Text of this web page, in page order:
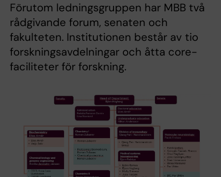
Förutom ledningsgruppen har MBB två
rådgivande forum, senaten och
fakulteten. Institutionen består av tio
forskningsavdelningar och åtta core-
faciliteter för forskning.